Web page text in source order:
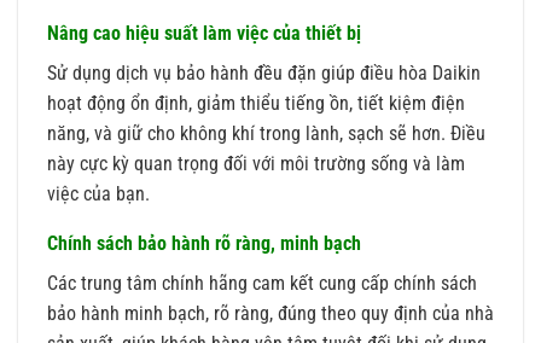
Nâng cao hiệu suất làm việc của thiết bị
Sử dụng dịch vụ bảo hành đều đặn giúp điều hòa Daikin
hoạt động ổn định, giảm thiểu tiếng ồn, tiết kiệm điện
năng, và giữ cho không khí trong lành, sạch sẽ hơn. Điều
này cực kỳ quan trọng đối với môi trường sống và làm
việc của bạn.
Chính sách bảo hành rõ ràng, minh bạch
Các trung tâm chính hãng cam kết cung cấp chính sách
bảo hành minh bạch, rõ ràng, đúng theo quy định của nhà